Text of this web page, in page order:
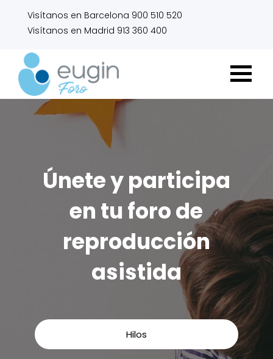
Visítanos en Barcelona 900 510 520
Visítanos en Madrid 913 360 400
Únete y participa
en tu foro de
reproducción
asistida
Hilos